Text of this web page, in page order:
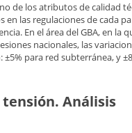
de los atributos de calidad
las regulaciones de cada
En el área del GBA, en la
nacionales, las
para red subterránea, y
Análisis